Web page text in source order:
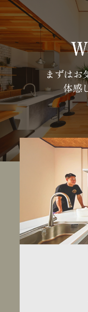
まずはお
体感